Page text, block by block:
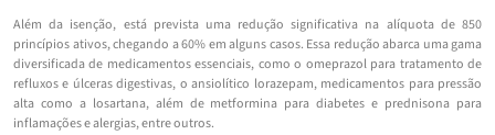
Além da isenção, está prevista uma redução significativa na alíquota de 850
princípios ativos, chegando a 60% em alguns casos. Essa redução abarca uma gama
diversificada de medicamentos essenciais, como o omeprazol para tratamento de
refluxos e úlceras digestivas, o ansiolítico lorazepam, medicamentos para pressão
alta como a losartana, além de metformina para diabetes e prednisona para
inflamações e alergias, entre outros.